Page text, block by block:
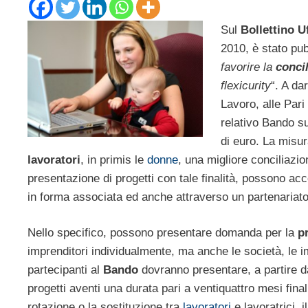
Sul Bollettino
2010, è stato
favorire la
flexicurity“. A
Lavoro, alle
relativo Bando
di euro. La
lavoratori, in primis le donne, una migliore
presentazione di progetti con tale finalità, possono
in forma associata ed anche attraverso un
Nello specifico, possono presentare domanda per la
imprenditori individualmente, ma anche le società, le
partecipanti al Bando dovranno presentare, a partire
progetti aventi una durata pari a ventiquattro mesi